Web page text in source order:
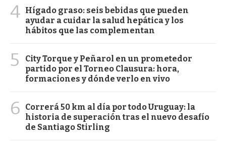
4 Hígado graso: seis bebidas que pueden
ayudar a cuidar la salud hepática y los
hábitos que las complementan
5
City Torque y Peñarol en un prometedor
partido por el Torneo Clausura: hora,
formaciones y dónde verlo en vivo
6
Correrá 50 km al día por todo Uruguay: la
historia de superación tras el nuevo desafío
de Santiago Stirling